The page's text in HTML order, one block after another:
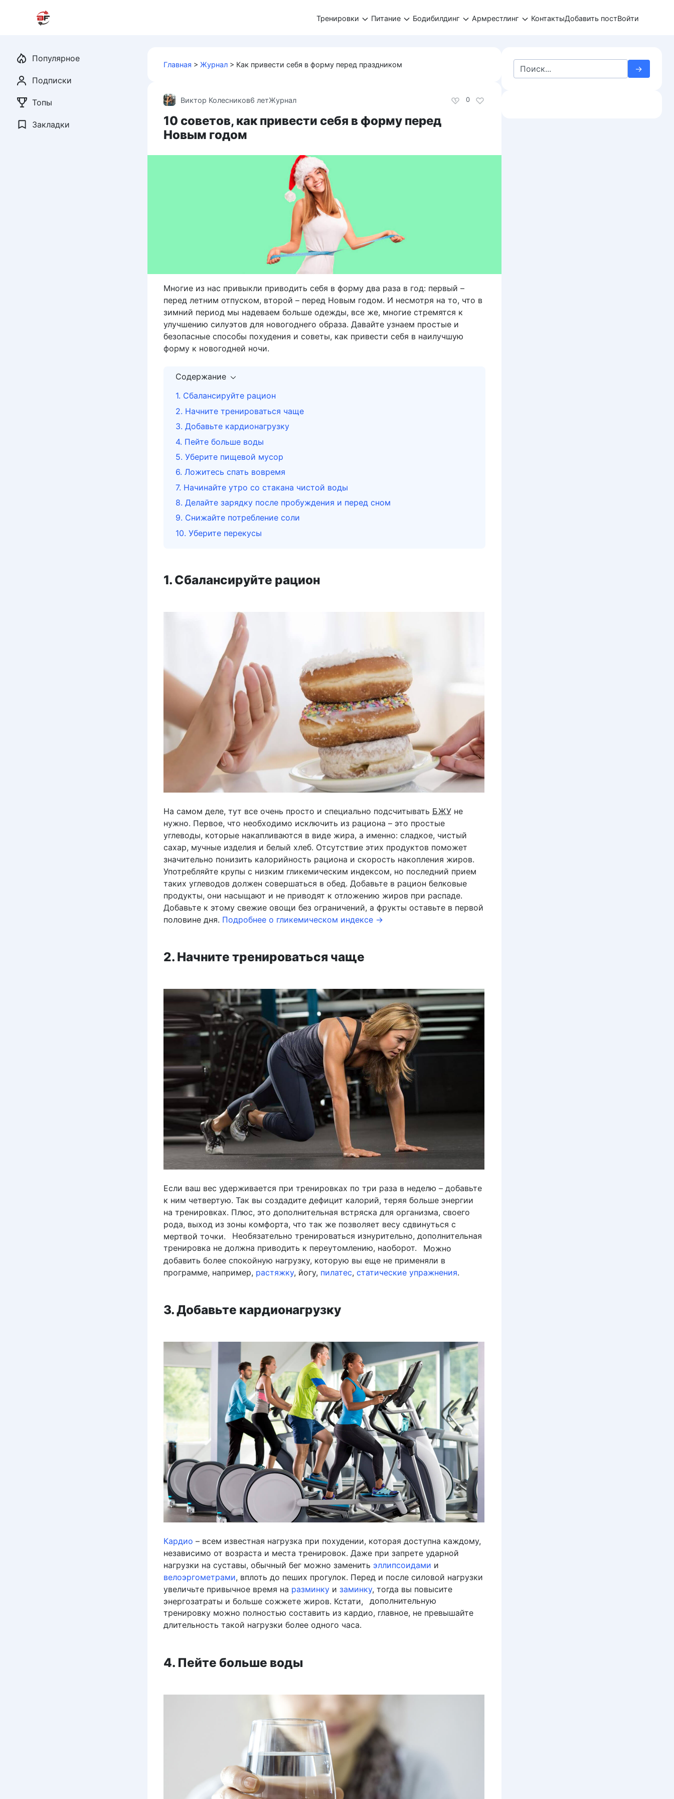
Тренировки Питание Бодибилдинг Армрестлинг КонтактыДобавить постВойти
Главная > Журнал > Как привести себя в форму перед праздником
0
Виктор Колесников6 летЖурнал
10 советов, как привести себя в форму перед
Новым годом
Многие из нас привыкли приводить себя в форму два раза в год: первый –
перед летним отпуском, второй – перед Новым годом. И несмотря на то, что в
зимний период мы надеваем больше одежды, все же, многие стремятся к
улучшению силуэтов для новогоднего образа. Давайте узнаем простые и
безопасные способы похудения и советы, как привести себя в наилучшую
форму к новогодней ночи.
Содержание
1. Сбалансируйте рацион
2. Начните тренироваться чаще
3. Добавьте кардионагрузку
4. Пейте больше воды
5. Уберите пищевой мусор
6. Ложитесь спать вовремя
7. Начинайте утро со стакана чистой воды
8. Делайте зарядку после пробуждения и перед сном
9. Снижайте потребление соли
10. Уберите перекусы
1. Сбалансируйте рацион
На самом деле, тут все очень просто и специально подсчитывать БЖУне
нужно. Первое, что необходимо исключить из рациона – это простые
углеводы, которые накапливаются в виде жира, а именно: сладкое, чистый
сахар, мучные изделия и белый хлеб. Отсутствие этих продуктов поможет
значительно понизить калорийность рациона и скорость накопления жиров.
Употребляйте крупы с низким гликемическим индексом, но последний прием
таких углеводов должен совершаться в обед. Добавьте в рацион белковые
продукты, они насыщают и не приводят к отложению жиров при распаде.
Добавьте к этому свежие овощи без ограничений, а фрукты оставьте в первой
половине дня. Подробнее о гликемическом индексе →
2. Начните тренироваться чаще
Если ваш вес удерживается при тренировках по три раза в неделю – добавьте
к ним четвертую. Так вы создадите дефицит калорий, теряя больше энергии
на тренировках. Плюс, это дополнительная встряска для организма, своего
рода, выход из зоны комфорта, что так же позволяет весу сдвинуться с
мертвой точки.
Необязательно тренироваться изнурительно, дополнительная
тренировка не должна приводить к переутомлению, наоборот.
Можно
добавить более спокойную нагрузку, которую вы еще не применяли в
программе, например, растяжку, йогу, пилатес, статические упражнения.
3. Добавьте кардионагрузку
Кардио – всем известная нагрузка при похудении, которая доступна каждому,
независимо от возраста и места тренировок. Даже при запрете ударной
нагрузки на суставы, обычный бег можно заменить эллипсоидами и
велоэргометрами, вплоть до пеших прогулок. Перед и после силовой нагрузки
увеличьте привычное время на разминку и заминку, тогда вы повысите
энергозатраты и больше сожжете жиров. Кстати,
дополнительную
тренировку можно полностью составить из кардио, главное, не превышайте
длительность такой нагрузки более одного часа.
4. Пейте больше воды
Популярное
Подписки
Топы
Закладки
Search
for: